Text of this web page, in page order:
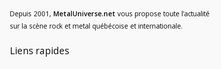
Depuis 2001, MetalUniverse.net vous propose toute l’actualité
sur la scène rock et metal québécoise et internationale.
Liens rapides